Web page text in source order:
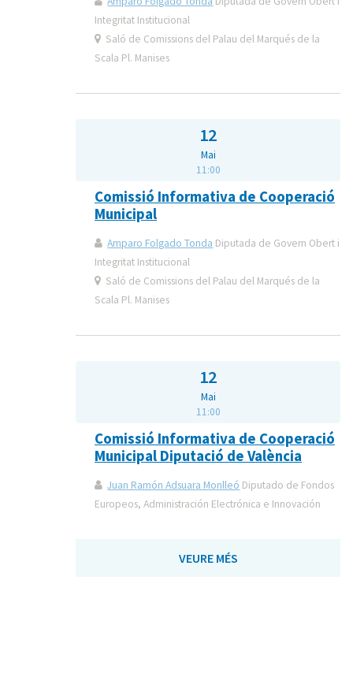
Integritat Institucional
Saló de Comissions del Palau del Marqués de la
Scala Pl. Manises
12
Mai
11:00
Comissió Informativa de Cooperació
Municipal
Amparo Folgado Tonda Diputada de Govern Obert i
Integritat Institucional
Saló de Comissions del Palau del Marqués de la
Scala Pl. Manises
12
Mai
11:00
Comissió Informativa de Cooperació
Municipal Diputació de València
Juan Ramón Adsuara Monlleó Diputado de Fondos
Europeos, Administración Electrónica e Innovación
VEURE MÉS